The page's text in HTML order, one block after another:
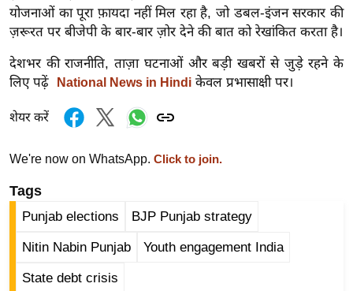
ऑ
टो
र्ल्ड
न्यू
ज
फ
नो
रं
ज
योजनाओं का पूरा फ़ायदा नहीं मिल रहा है, जो डबल-इंजन सरकार की
ज़रूरत पर बीजेपी के बार-बार ज़ोर देने की बात को रेखांकित करता है।
देशभर की राजनीति, ताज़ा घटनाओं और बड़ी खबरों से जुड़े रहने के
लिए पढ़ें
National News in Hindi केवल प्रभासाक्षी पर।
शेयर करें
We're now on WhatsApp. Click to join.
Tags
Punjab elections BJP Punjab strategy
Nitin Nabin Punjab Youth engagement India
State debt crisis